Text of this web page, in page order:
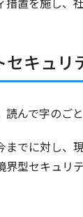
セキュリ
読んで字のご
でに対し、
界型セキュリ